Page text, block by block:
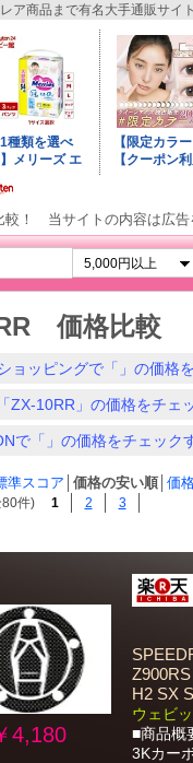
商品まで有名大手通販サイ
較！ 当サイトの内容は広告
価格比較
ョッピングで「」の価格
ZX-10RR」の価格をチェ
で「」の価格をチェック
準スコア 価格の安い順 価
件) 1 2 3
4,180
H2 SX
ウェビ
■商品概
3Kカー